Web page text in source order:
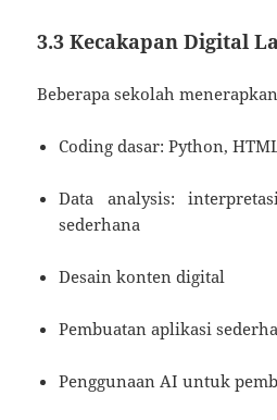
3.3 Kecakapan Digital
Beberapa sekolah
Coding dasar: Python,
Data analysis:
sederhana
Desain konten digital
Pembuatan aplikasi
Penggunaan AI untuk